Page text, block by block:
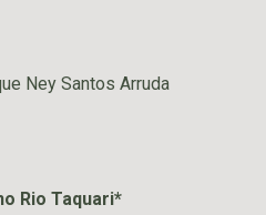
Ney Santos Arruda
Rio Taquari*